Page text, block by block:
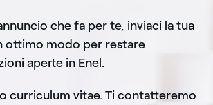
che fa per te, inviaci la tua
ottimo modo per restare
aperte in Enel.
curriculum vitae. Ti contatteremo